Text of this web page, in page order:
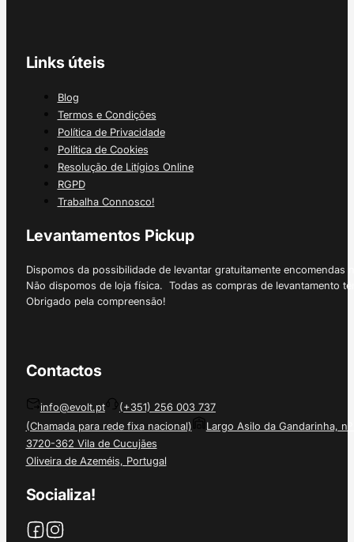
Links úteis
Blog
Termos e Condições
Política de Privacidade
Política de Cookies
Resolução de Litígios Online
RGPD
Trabalha Connosco!
Levantamentos Pickup
Dispomos da possibilidade de levantar gratuitamente
Não dispomos de loja física. Todas as compras de levantamento
Obrigado pela compreensão!
Contactos
info@evolt.pt
(+351) 256 003 737
(Chamada para rede fixa nacional)
Largo Asilo da Gandarinha, nº
3720-362 Vila de Cucujães
Oliveira de Azeméis, Portugal
Socializa!